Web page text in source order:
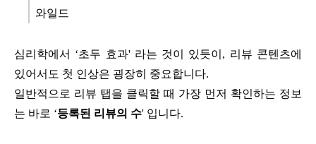
와일드
심리학에서 ‘초두 효과' 라는 것이 있듯이, 리뷰 콘텐츠에
있어서도 첫 인상은 굉장히 중요합니다.
일반적으로 리뷰 탭을 클릭할 때 가장 먼저 확인하는 정보
는 바로 ‘등록된 리뷰의 수' 입니다.